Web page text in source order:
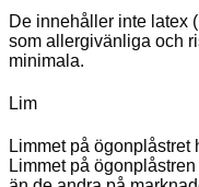
De innehåller inte latex
som allergivänliga och
minimala.
Lim
Limmet på ögonplåstret
Limmet på